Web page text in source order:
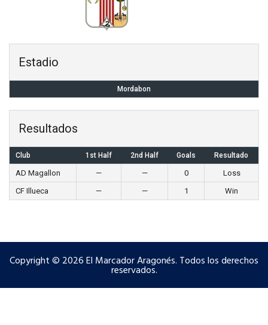
Estadio
Mordabon
Resultados
Club 1st Half 2nd Half Goals Resultado
AD Magallon — — 0
Loss
CF Illueca
— — 1 Win
Copyright © 2026 El Marcador Aragonés. Todos los derechos
reservados.